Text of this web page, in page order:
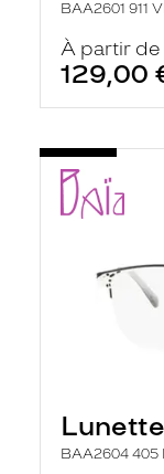
BAA2601 911
À partir de
129,00
BAA2604 405